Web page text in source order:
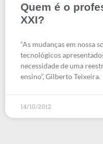
Quem é o
XXI?
“As mudanças em nossa
tecnológicos
necessidade de uma
ensino”, Gilberto Teixeira.
14/10/2012